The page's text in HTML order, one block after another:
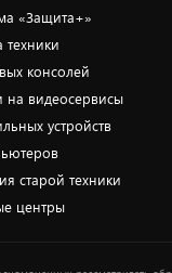
«Защита+»
техники
консолей
на видеосервисы
устройств
старой техники
центры